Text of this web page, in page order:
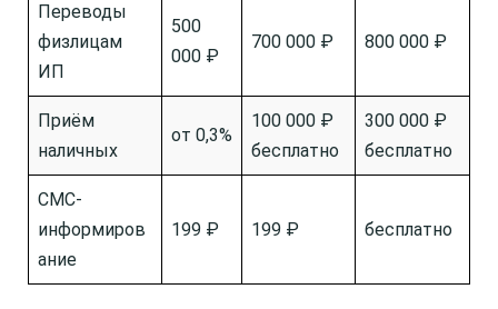
Переводы
физлицам
ИП
500
000 ₽
700 000 ₽ 800 000 ₽
Приём
наличных
от 0,3%
100 000 ₽
бесплатно
300 000 ₽
бесплатно
СМС-
информиров
ание
199 ₽ 199 ₽ бесплатно